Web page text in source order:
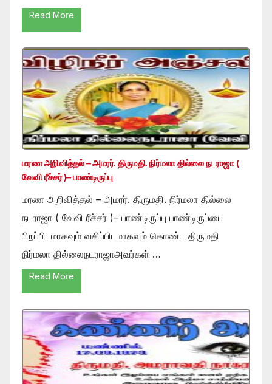
Read More
மரண அறிவித்தல் – அமரர். திருமதி. நிர்மலா தில்லை நடராஜா (
வேவி ரீச்சர் )– பாண்டிருப்பு
மரண அறிவித்தல் – அமரர். திருமதி. நிர்மலா தில்லை
நடராஜா ( வேவி ரீச்சர் )– பாண்டிருப்பு பாண்டிருப்பை
பிறப்பிடமாகவும் வசிப்பிடமாகவும் கொண்ட திருமதி
நிர்மலா தில்லைநடராஜாஅவர்கள் …
Read More